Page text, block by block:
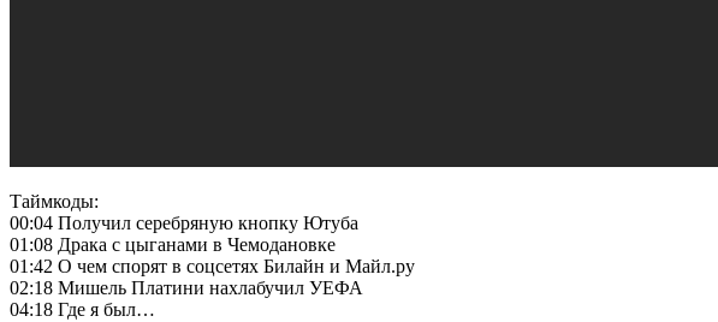
Таймкоды:
00:04 Получил серебряную кнопку Ютуба
01:08 Драка с цыганами в Чемодановке
01:42 О чем спорят в соцсетях Билайн и Майл.ру
02:18 Мишель Платини нахлабучил УЕФА
04:18 Где я был…